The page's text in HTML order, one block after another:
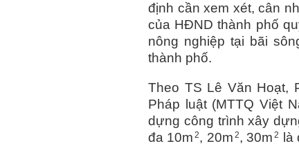
định cần xem xét, cân
của HĐND thành phố
nông nghiệp tại bãi
thành phố.
Theo TS Lê Văn Hoạt,
Pháp luật (MTTQ Việt
dựng công trình xây
đa 10m 2, 20m 2, 30m 2
là